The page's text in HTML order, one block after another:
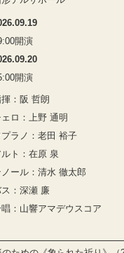
開演
開演
：阪 哲朗
ロ：上野 通明
プラノ：老田 裕子
ルト：在原 泉
ノール：清水 徹太郎
：深瀬 廉
：山響アマデウスコア